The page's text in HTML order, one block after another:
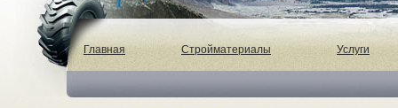
Главная Стройматериалы Услуги